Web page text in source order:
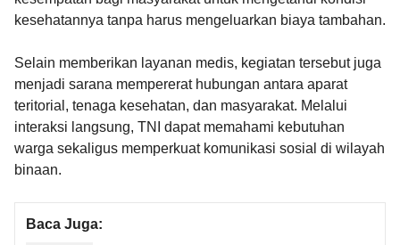
kesehatannya tanpa harus mengeluarkan biaya tambahan.
Selain memberikan layanan medis, kegiatan tersebut juga
menjadi sarana mempererat hubungan antara aparat
teritorial, tenaga kesehatan, dan masyarakat. Melalui
interaksi langsung, TNI dapat memahami kebutuhan
warga sekaligus memperkuat komunikasi sosial di wilayah
binaan.
Baca Juga: